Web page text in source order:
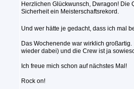
Herzlichen Glückwunsch, Dwragon! Die
Sicherheit ein Meisterschaftsrekord.
Und wer hätte je gedacht, dass ich mal
Das Wochenende war wirklich
wieder dabei) und die Crew ist ja
Ich freue mich schon auf nächstes Mal!
Rock on!